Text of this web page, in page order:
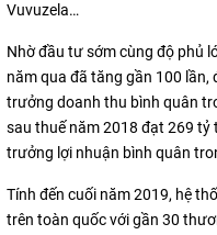
Vuvuzela…
Nhờ đầu tư sớm cùng độ phủ
năm qua đã tăng gần 100
trưởng doanh thu bình quân
sau thuế năm 2018 đạt 269 tỷ
trưởng lợi nhuận bình quân
Tính đến cuối năm 2019, hệ
trên toàn quốc với gần 30